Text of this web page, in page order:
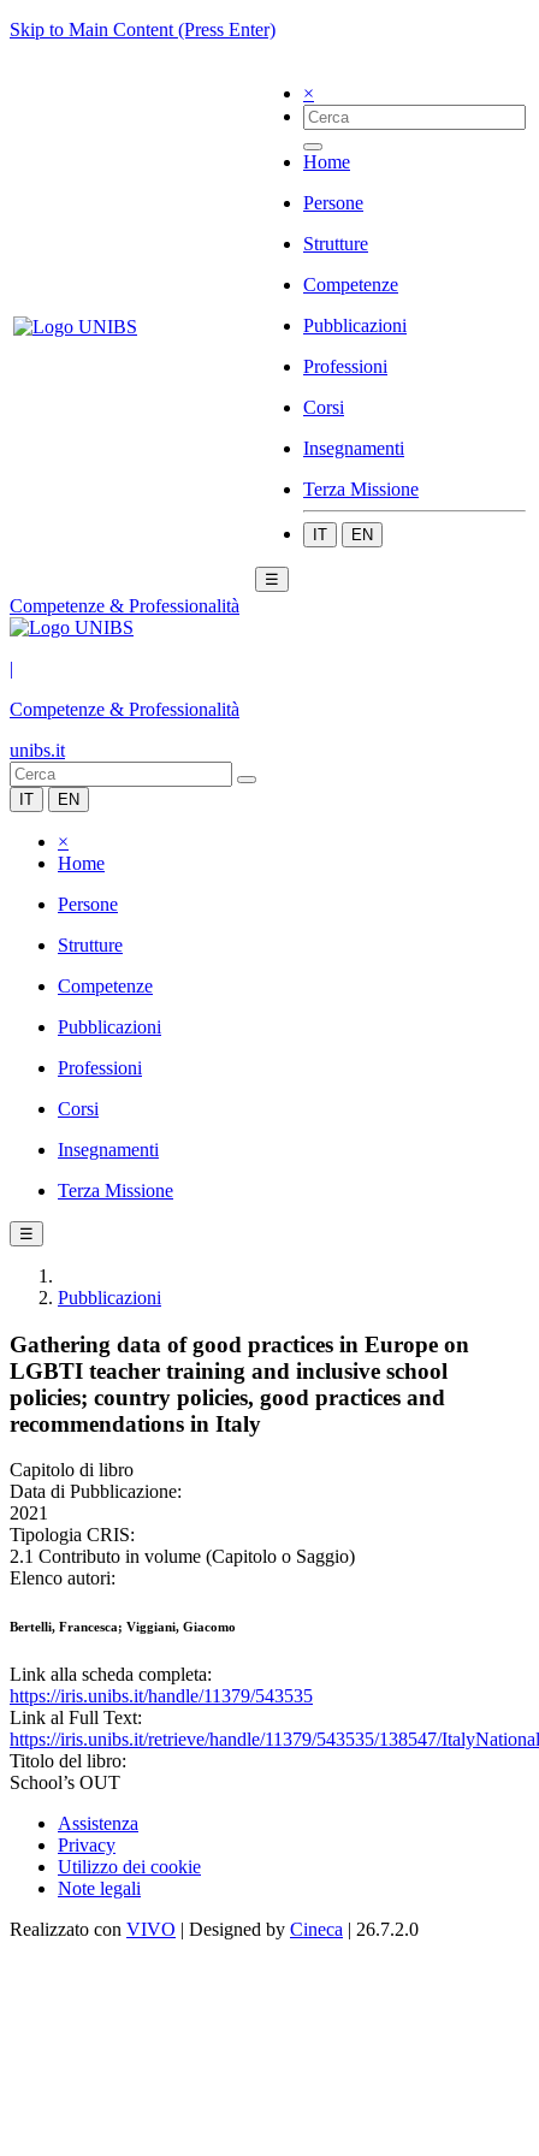
Skip to Main Content (Press Enter)
×
Home
Persone
Strutture
Competenze
Pubblicazioni
Professioni
Corsi
Insegnamenti
Terza Missione
IT EN
☰
Competenze & Professionalità
|
Competenze & Professionalità
unibs.it
IT EN
×
Home
Persone
Strutture
Competenze
Pubblicazioni
Professioni
Corsi
Insegnamenti
Terza Missione
☰
Pubblicazioni
Gathering data of good practices in Europe on
LGBTI teacher training and inclusive school
policies; country policies, good practices and
recommendations in Italy
Capitolo di libro
Data di Pubblicazione:
2021
Tipologia CRIS:
2.1 Contributo in volume (Capitolo o Saggio)
Elenco autori:
Bertelli, Francesca; Viggiani, Giacomo
Link alla scheda completa:
https://iris.unibs.it/handle/11379/543535
Link al Full Text:
https://iris.unibs.it/retrieve/handle/11379/543535/138547/
Titolo del libro:
School’s OUT
Assistenza
Privacy
Utilizzo dei cookie
Note legali
Realizzato con VIVO | Designed by Cineca | 26.7.2.0